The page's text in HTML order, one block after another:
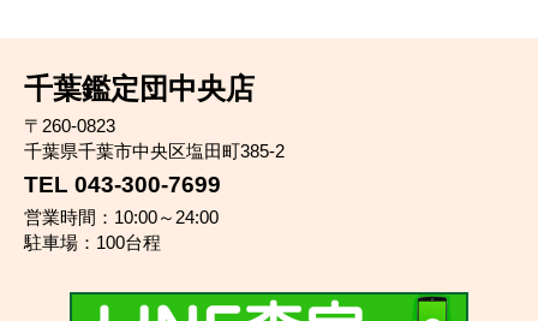
千葉鑑定団中央店
〒260-0823
千葉県千葉市中央区塩田町385-2
TEL 043-300-7699
営業時間：10:00～24:00
駐車場：100台程